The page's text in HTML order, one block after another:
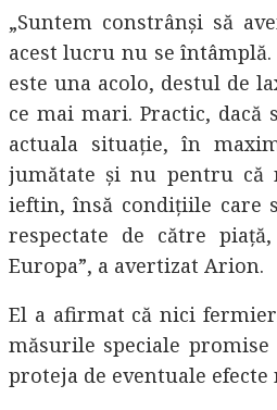
„Suntem constrânși să
acest lucru nu se
este una acolo, destul de
ce mai mari. Practic,
actuala situație, în
jumătate și nu pentru că
ieftin, însă condițiile care
respectate de către
Europa”, a avertizat Arion.
El a afirmat că nici
măsurile speciale
proteja de eventuale